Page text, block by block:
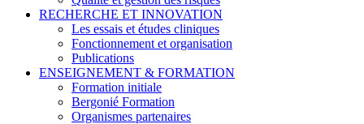
RECHERCHE ET INNOVATION
Les essais et études cliniques
Fonctionnement et organisation
Publications
ENSEIGNEMENT & FORMATION
Formation initiale
Bergonié Formation
Organismes partenaires